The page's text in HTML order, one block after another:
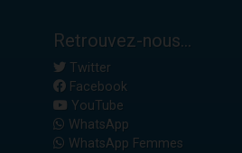
Retrouvez-nous...
Twitter
Facebook
YouTube
WhatsApp
WhatsApp Femmes